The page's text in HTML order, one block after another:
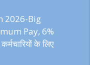
2026-Big
Pay, 6%
के लिए